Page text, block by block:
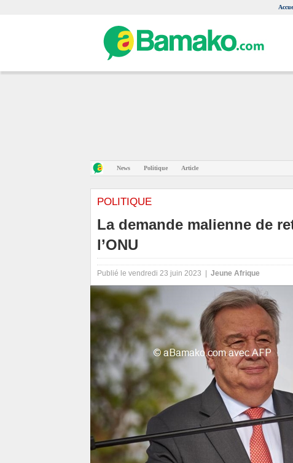
News Politique Article
POLITIQUE
La demande malienne de
l’ONU
Publié le vendredi 23 juin 2023 | Jeune Afrique